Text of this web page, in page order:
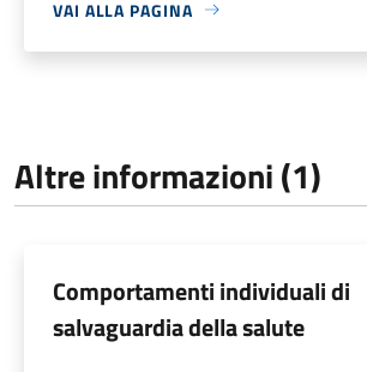
VAI ALLA PAGINA
Altre informazioni (1)
Comportamenti individuali di
salvaguardia della salute